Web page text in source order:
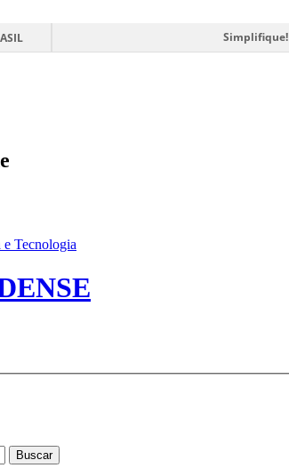
Simplifique!
Tecnologia
Buscar